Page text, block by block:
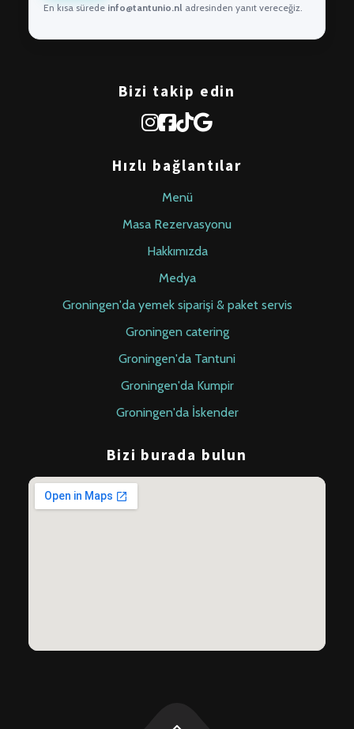
En kısa sürede info@tantunio.nl adresinden yanıt vereceğiz.
Bizi takip edin
Hızlı bağlantılar
Menü
Masa Rezervasyonu
Hakkımızda
Medya
Groningen'da yemek siparişi & paket servis
Groningen catering
Groningen'da Tantuni
Groningen'da Kumpir
Groningen'da İskender
Bizi burada bulun